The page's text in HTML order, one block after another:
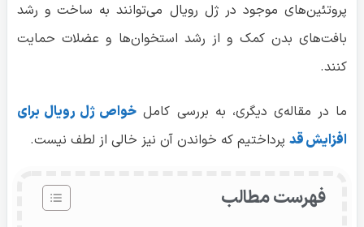
پروتئین‌های موجود در ژل رویال می‌توانند به ساخت و رشد
بافت‌های بدن کمک و از رشد استخوان‌ها و عضلات حمایت
کنند.
ما در مقاله‌ی دیگری، به بررسی کامل خواص ژل رویال برای
افزایش قد پرداختیم که خواندن آن نیز خالی از لطف نیست.
فهرست مطالب